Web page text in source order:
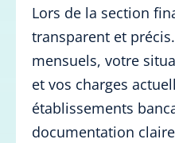
Lors de la section
transparent et
mensuels, votre
et vos charges
établissements
documentation